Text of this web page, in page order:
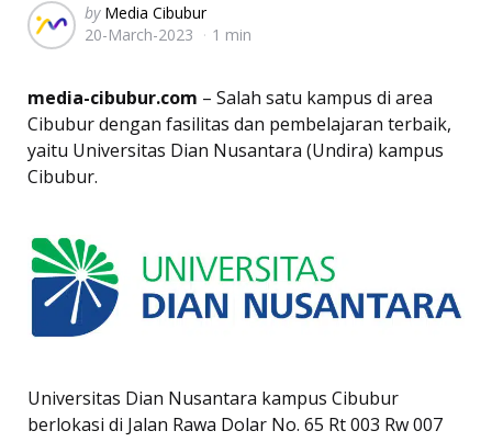
Posted
by
by Media Cibubur
20-March-2023
1 min
media-cibubur.com – Salah satu kampus di area
Cibubur dengan fasilitas dan pembelajaran terbaik,
yaitu Universitas Dian Nusantara (Undira) kampus
Cibubur.
Universitas Dian Nusantara kampus Cibubur
berlokasi di Jalan Rawa Dolar No. 65 Rt 003 Rw 007